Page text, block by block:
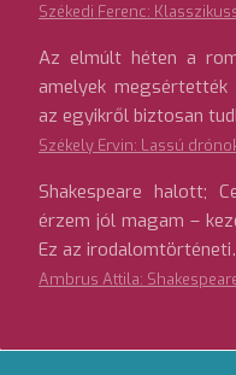
Székedi Ferenc:
Az elmúlt héten a
amelyek
az egyikről biztosan
Székely Ervin: Lassú
Shakespeare halott;
érzem jól magam –
Ez az
Ambrus Attila: